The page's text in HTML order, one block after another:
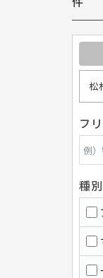
松
フ
種別